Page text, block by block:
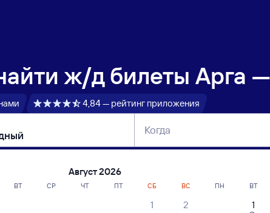
ж/д билеты Арга
4,84 — рейтинг приложения
Когда
Август 2026
ВТ СР ЧТ ПТ СБ ВС
1 2
ПН ВТ
1